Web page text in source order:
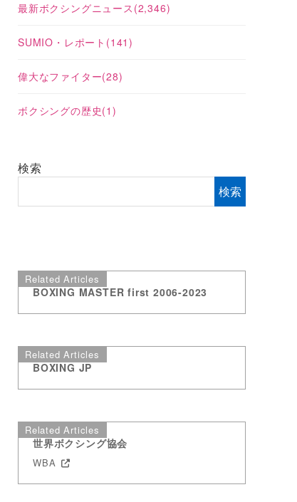
最新ボクシングニュース (2,346)
SUMIO・レポート (141)
偉大なファイター(28)
ボクシングの歴史(1)
検索
検索
Related Articles
BOXING MASTER first 2006-2023
Related Articles
BOXING JP
Related Articles
世界ボクシング協会
WBA